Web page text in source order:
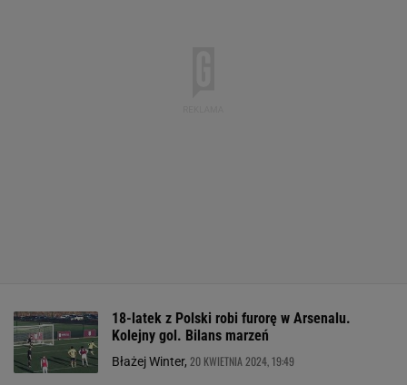
18-latek z Polski robi furorę w Arsenalu.
Kolejny gol. Bilans marzeń
Błażej Winter, 20 KWIETNIA 2024, 19:49